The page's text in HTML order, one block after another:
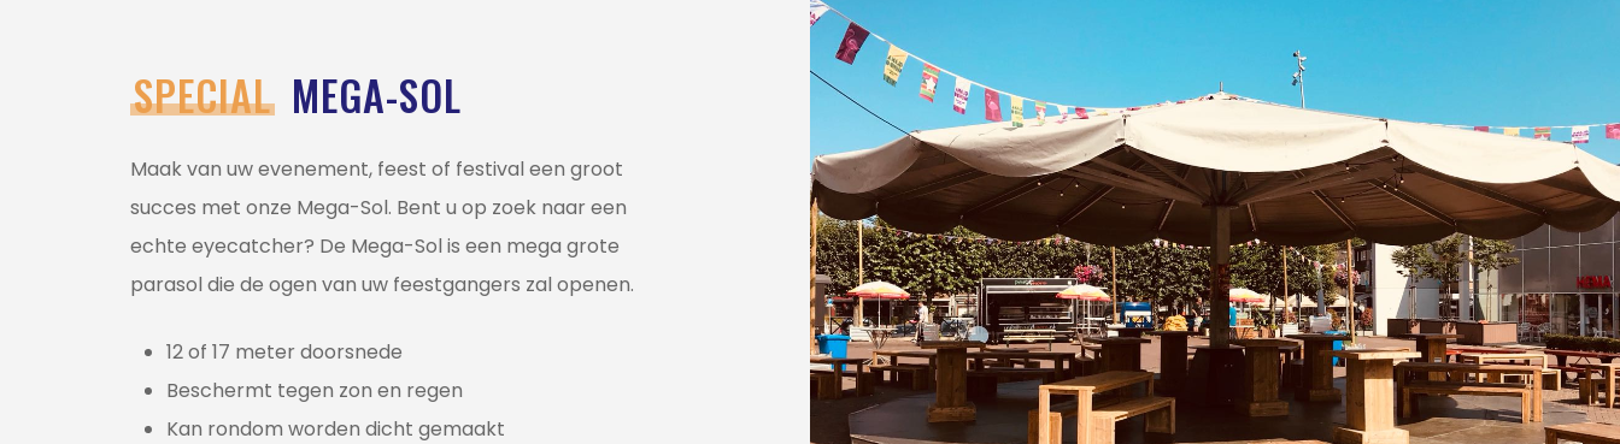
SPECIAL MEGA-SOL
Maak van uw evenement, feest of festival een groot
succes met onze Mega-Sol. Bent u op zoek naar een
echte eyecatcher? De Mega-Sol is een mega grote
parasol die de ogen van uw feestgangers zal openen.
12 of 17 meter doorsnede
Beschermt tegen zon en regen
Kan rondom worden dicht gemaakt